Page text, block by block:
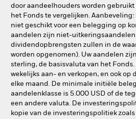
door aandeelhouders worden gebruikt
het Fonds te vergelijken.
niet geschikt voor een belegging op
aandelen zijn niet-uitkeringsaandelen
dividendopbrengsten zullen in de
worden opgenomen). Uw aandelen
sterling, de basisvaluta van het
wekelijks aan- en verkopen, en ook op
elke maand. De minimale initiële
aandelenklasse is 5.000 USD of de
een andere valuta. De
kopie van de investeringspolitiek